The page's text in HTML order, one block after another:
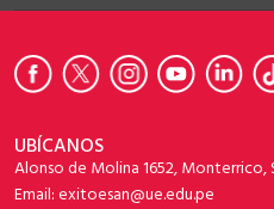
UBÍCANOS
Alonso de Molina 1652, Monterrico,
Email: exitoesan@ue.edu.pe